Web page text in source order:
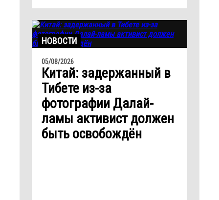
НОВОСТИ
05/08/2026
Китай: задержанный в
Тибете из-за
фотографии Далай-
ламы активист должен
быть освобождён